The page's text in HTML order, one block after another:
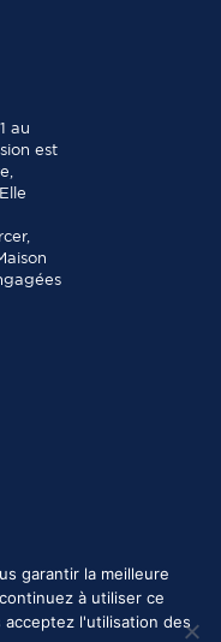
au
est
garantir la meilleure
à utiliser ce
l'utilisation des